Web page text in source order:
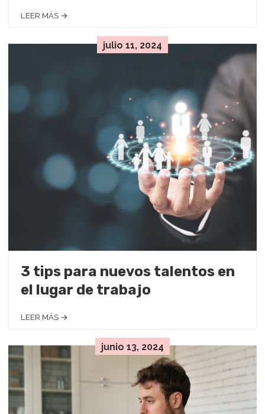
LEER MÁS →
julio 11, 2024
3 tips para nuevos talentos en
el lugar de trabajo
LEER MÁS →
junio 13, 2024